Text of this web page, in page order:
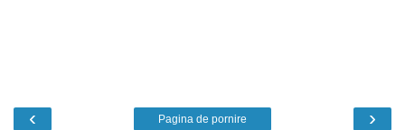
‹ ›
Pagina de pornire